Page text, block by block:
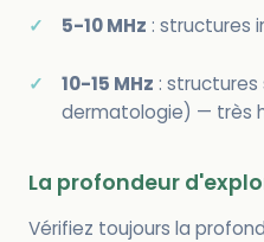
5-10 MHz : structures
10-15 MHz :
dermatologie) — très
La profondeur
Vérifiez toujours la